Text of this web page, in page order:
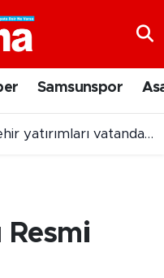
Samsunspor
ulaştı
Resmi
ve Fikstür